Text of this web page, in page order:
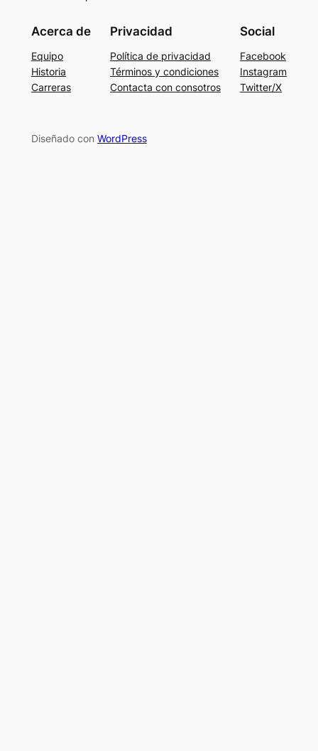
Acerca de
Equipo
Historia
Carreras
Privacidad
Política de privacidad
Términos y condiciones
Contacta con consotros
Social
Facebook
Instagram
Twitter/X
Diseñado con WordPress